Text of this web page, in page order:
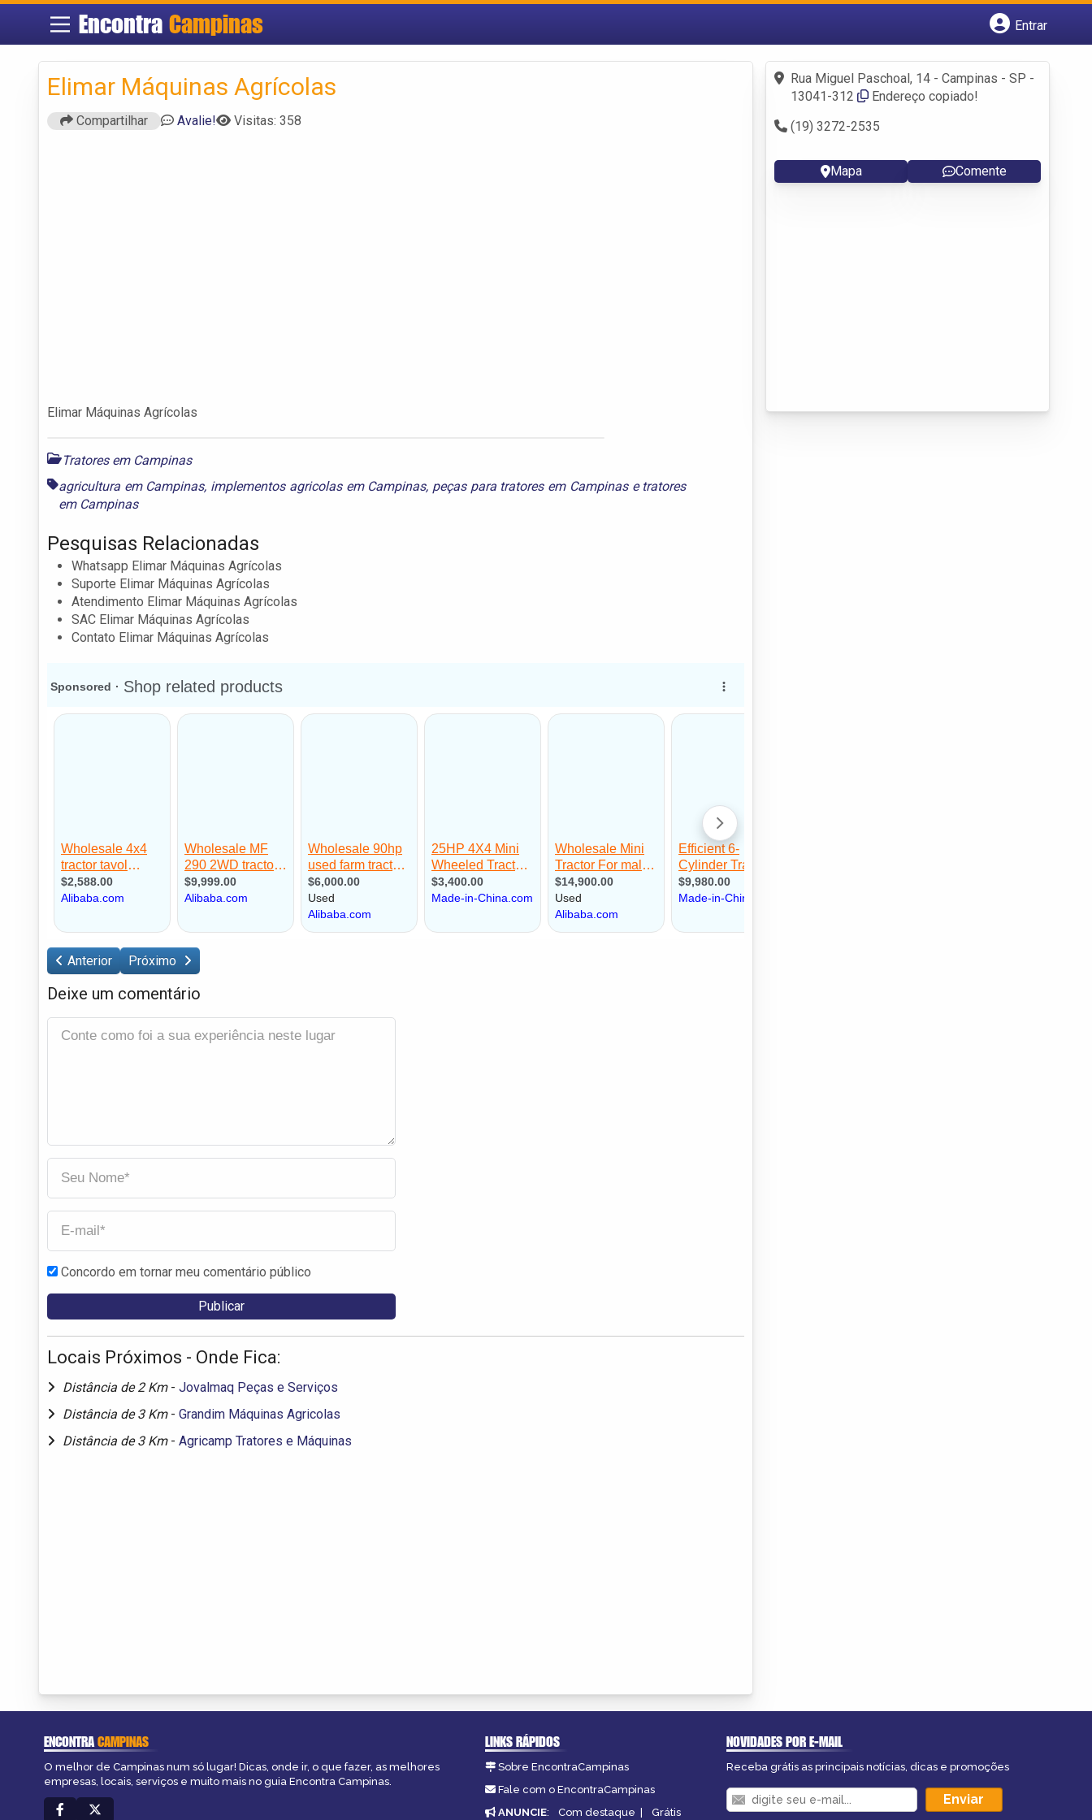
EncontraCampinas
Entrar
Fazer login
Criar conta
Elimar Máquinas Agrícolas
Compartilhar Avalie! Visitas: 358
Elimar Máquinas Agrícolas
Tratores em Campinas
agricultura em Campinas, implementos agricolas em Campinas, peças para tratores em Campinase tratores
em Campinas
Pesquisas Relacionadas
Whatsapp Elimar Máquinas Agrícolas
Suporte Elimar Máquinas Agrícolas
Atendimento Elimar Máquinas Agrícolas
SAC Elimar Máquinas Agrícolas
Contato Elimar Máquinas Agrícolas
Anterior Próximo
Deixe um comentário
Concordo em tornar meu comentário público
Locais Próximos - Onde Fica:
Distância de 2 Km - Jovalmaq Peças e Serviços
Distância de 3 Km - Grandim Máquinas Agricolas
Distância de 3 Km - Agricamp Tratores e Máquinas
Rua Miguel Paschoal, 14 - Campinas - SP -
13041-312
Endereço copiado!
(19) 3272-2535
Mapa Comente
ENCONTRACAMPINAS
O melhor de Campinas num só lugar! Dicas, onde ir, o que fazer, as melhores
empresas, locais, serviços e muito mais no guia Encontra Campinas.
LINKS RÁPIDOS
Sobre EncontraCampinas
Fale com o EncontraCampinas
ANUNCIE: Com destaque | Grátis
NOVIDADES POR E-MAIL
Receba grátis as principais notícias, dicas e promoções